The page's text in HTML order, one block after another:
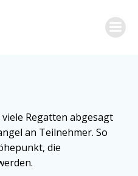
Regatten abgesagt
an Teilnehmer. So
die